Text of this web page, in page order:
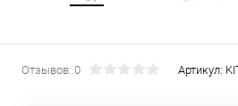
Отзывов: 0 Артикул: